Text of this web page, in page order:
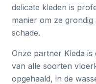
delicate kleden is
manier om ze
schade.
Onze partner Kleda is
van alle soorten
opgehaald, in de